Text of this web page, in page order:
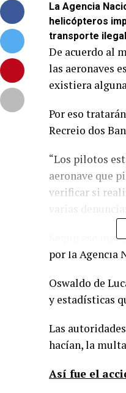
La Agencia
helicópteros
transporte
De acuerdo al
las aeronaves
existiera
Por eso
Recreio dos
“Los pilotos
aeronave que
verificar si
Según ese
por la Agencia
Oswaldo de
y estadísticas
Las
hacían, la
Así fue el